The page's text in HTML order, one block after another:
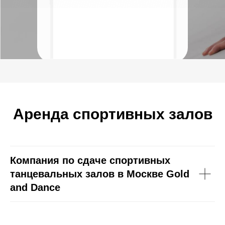
Аренда спортивных залов
Компания по сдаче спортивных
танцевальных залов в Москве Gold
and Dance